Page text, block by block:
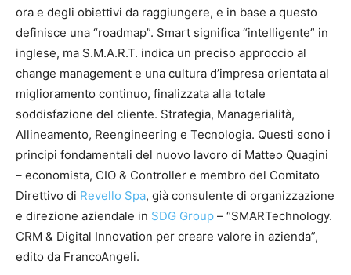
ora e degli obiettivi da raggiungere, e in base a questo
definisce una “roadmap”. Smart significa “intelligente” in
inglese, ma S.M.A.R.T. indica un preciso approccio al
change management e una cultura d’impresa orientata al
miglioramento continuo, finalizzata alla totale
soddisfazione del cliente. Strategia, Managerialità,
Allineamento, Reengineering e Tecnologia. Questi sono i
principi fondamentali del nuovo lavoro di Matteo Quagini
– economista, CIO & Controller e membro del Comitato
Direttivo di Revello Spa, già consulente di organizzazione
e direzione aziendale in SDG Group – “SMARTechnology.
CRM & Digital Innovation per creare valore in azienda”,
edito da FrancoAngeli.